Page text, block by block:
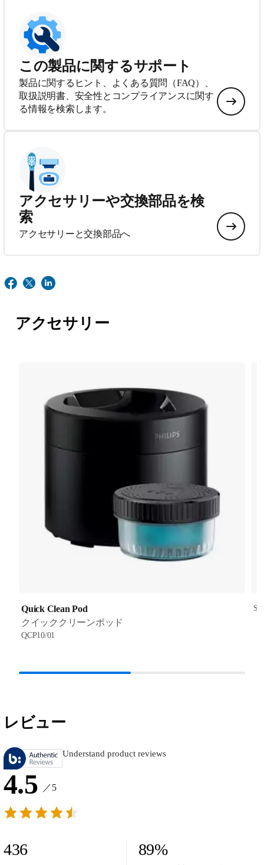
この製品に関するサポート
製品に関するヒント、よくある質問（FAQ）、
取扱説明書、安全性とコンプライアンスに関す
る情報を検索します。
アクセサリーや交換部品を検
索
アクセサリーと交換部品へ
アクセサリー
Quick Clean Pod
クイッククリーンポッド
QCP10/01
レビュー
Understand product reviews
4.5 ／5
436 89%